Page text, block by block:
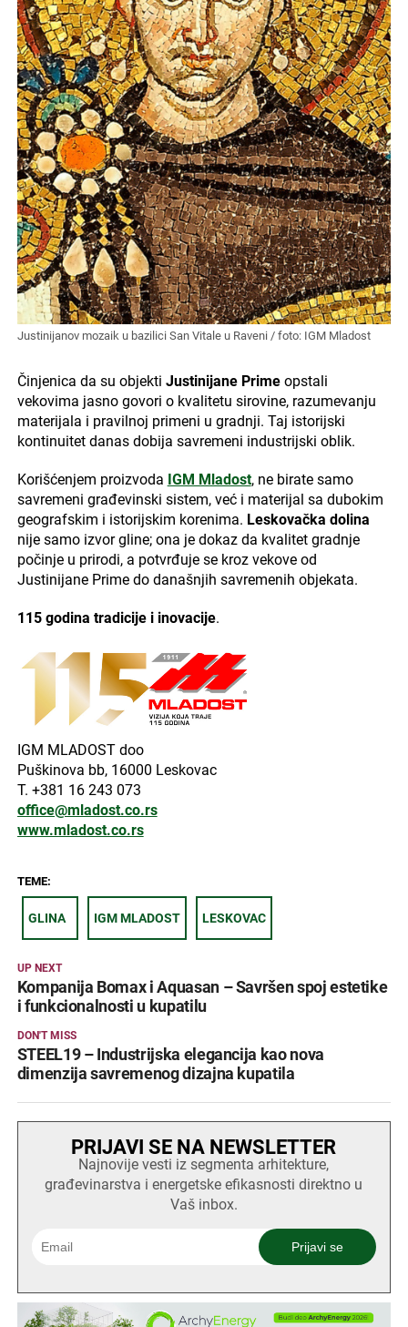
Justinijanov mozaik u bazilici San Vitale u Raveni / foto: IGM Mladost
Činjenica da su objekti Justinijane Primeopstali
vekovima jasno govori o kvalitetu sirovine, razumevanju
materijala i pravilnoj primeni u gradnji. Taj istorijski
kontinuitet danas dobija savremeni industrijski oblik.
Korišćenjem proizvoda IGM Mladost, ne birate samo
savremeni građevinski sistem, već i materijal sa dubokim
geografskim i istorijskim korenima. Leskovačka dolina
nije samo izvor gline; ona je dokaz da kvalitet gradnje
počinje u prirodi, a potvrđuje se kroz vekove od
Justinijane Prime do današnjih savremenih objekata.
115 godina tradicije i inovacije.
IGM MLADOST doo
Puškinova bb, 16000 Leskovac
T. +381 16 243 073
office@mladost.co.rs
www.mladost.co.rs
TEME:
GLINA IGM MLADOST LESKOVAC
UP NEXT
Kompanija Bomax i Aquasan – Savršen spoj estetike
i funkcionalnosti u kupatilu
DON'T MISS
STEEL19 – Industrijska elegancija kao nova
dimenzija savremenog dizajna kupatila
PRIJAVI SE NA NEWSLETTER
Najnovije vesti iz segmenta arhitekture,
građevinarstva i energetske efikasnosti direktno u
Vaš inbox.